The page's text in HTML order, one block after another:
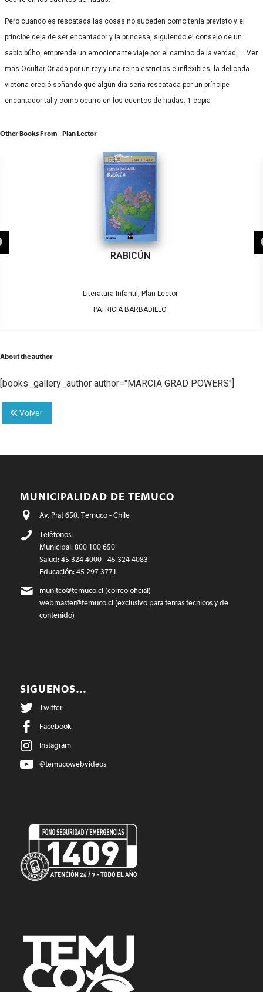
Pero cuando es rescatada las cosas no suceden como tenía previsto y el
príncipe deja de ser encantador y la princesa, siguiendo el consejo de un
sabio búho, emprende un emocionante viaje por el camino de la verdad, … Ver
más Ocultar Criada por un rey y una reina estrictos e inflexibles, la delicada
victoria creció soñando que algún día sería rescatada por un príncipe
encantador tal y como ocurre en los cuentos de hadas. 1 copia
Other Books From - Plan Lector
RABICÚN
Literatura Infantil , Plan Lector
PATRICIA BARBADILLO
About the author
[books_gallery_author author="MARCIA GRAD POWERS"]
Volver
MUNICIPALIDAD DE TEMUCO
Av. Prat 650, Temuco - Chile
Teléfonos:
Municipal: 800 100 650
Salud: 45 324 4000 - 45 324 4083
Educación: 45 297 3771
munitco@temuco.cl(correo oficial)
webmaster@temuco.cl(exclusivo para temas técnicos y de
contenido)
SIGUENOS…
Twitter
Facebook
Instagram
@temucowebvideos